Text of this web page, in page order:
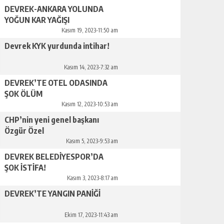
DEVREK-ANKARA YOLUNDA
YOĞUN KAR YAĞIŞI
Kasım 19, 2023-11:50 am
Devrek KYK yurdunda intihar!
Kasım 14, 2023-7:32 am
DEVREK’TE OTEL ODASINDA
ŞOK ÖLÜM
Kasım 12, 2023-10:53 am
CHP’nin yeni genel başkanı
Özgür Özel
Kasım 5, 2023-9:53 am
DEVREK BELEDİYESPOR’DA
ŞOK İSTİFA!
Kasım 3, 2023-8:17 am
DEVREK’TE YANGIN PANİĞİ
Ekim 17, 2023-11:43 am